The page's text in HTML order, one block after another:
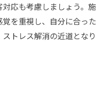
応も考慮しましょう。施
を重視し、自分に合った
トレス解消の近道となり